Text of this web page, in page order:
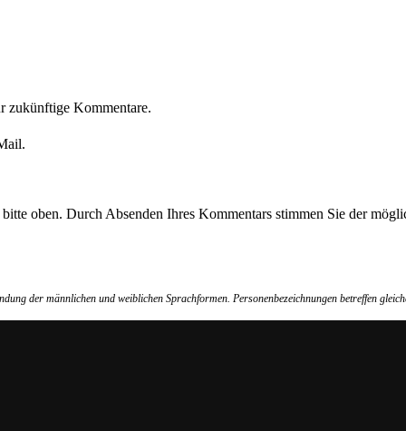
zukünftige Kommentare.
oben. Durch Absenden Ihres Kommentars stimmen Sie der
der männlichen und weiblichen Sprachformen. Personenbezeichnungen betreffen